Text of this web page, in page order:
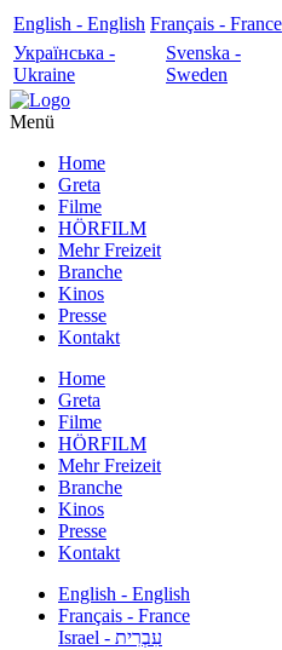
English - English Français - France
Українська -
Ukraine
Svenska -
Sweden
Menü
Home
Greta
Filme
HÖRFILM
Mehr Freizeit
Branche
Kinos
Presse
Kontakt
Home
Greta
Filme
HÖRFILM
Mehr Freizeit
Branche
Kinos
Presse
Kontakt
English - English
Français - France
עִבְרִית - Israel